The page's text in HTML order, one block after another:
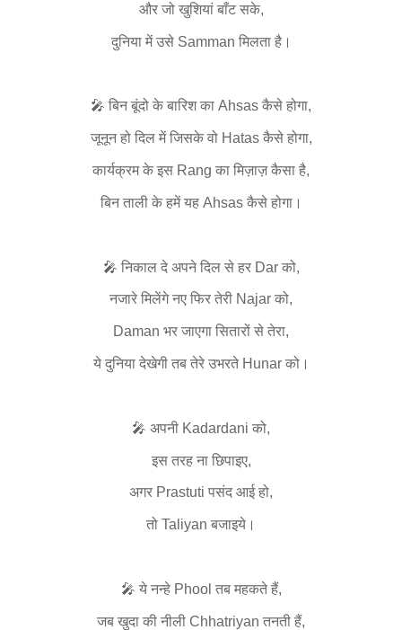
और जो खुशियां बाँट सके,
दुनिया में उसे Samman मिलता है।
🎤 बिन बूंदो के बारिश का Ahsas कैसे होगा,
जूनून हो दिल में जिसके वो Hatas कैसे होगा,
कार्यक्रम के इस Rang का मिज़ाज़ कैसा है,
बिन ताली के हमें यह Ahsas कैसे होगा।
🎤 निकाल दे अपने दिल से हर Dar को,
नजारे मिलेंगे नए फिर तेरी Najar को,
Daman भर जाएगा सितारों से तेरा,
ये दुनिया देखेगी तब तेरे उभरते Hunar को।
🎤 अपनी Kadardani को,
इस तरह ना छिपाइए,
अगर Prastuti पसंद आई हो,
तो Taliyan बजाइये।
🎤 ये नन्हे Phool तब महकते हैं,
जब खुदा की नीली Chhatriyan तनती हैं,